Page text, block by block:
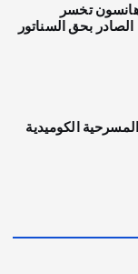
المستدامة
تخسر
بحق السناتور
الكوميدية